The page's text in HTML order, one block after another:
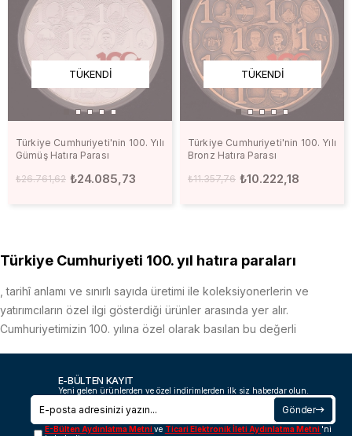
TÜKENDI
Türkiye Cumhuriyeti'nin 100. Yılı
Gümüş Hatıra Parası
₺24.085,73
₺26.761,62
TÜKENDI
Türkiye Cumhuriyeti'nin 100. Yılı
Bronz Hatıra Parası
₺10.222,18
₺11.357,76
Türkiye Cumhuriyeti 100. yıl hatıra paraları
, tarihî anlamı ve sınırlı sayıda üretimi ile koleksiyonerlerin ve
yatırımcıların özel ilgi gösterdiği ürünler arasında yer alır.
Cumhuriyetimizin 100. yılına özel olarak basılan bu değerli
Sınırlı Basım, Yüksek Koleksiyon ve Yatırım
Değeri
E-BÜLTEN KAYIT
Yeni gelen ürünlerden ve özel indirimlerden ilk siz haberdar olun.
Gönder
E-Bülten Aydınlatma Metnive Ticari Elektronik İleti Aydınlatma Metni 'ni